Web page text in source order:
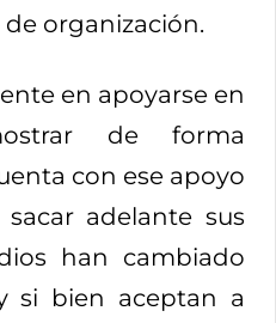
organización.
en apoyarse en
de forma
con ese apoyo
adelante sus
han cambiado
si bien aceptan a